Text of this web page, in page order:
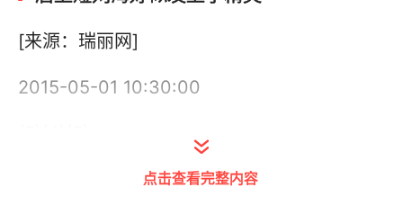
[来源：瑞丽网]
2015-05-01 10:30:00
点击查看完整内容